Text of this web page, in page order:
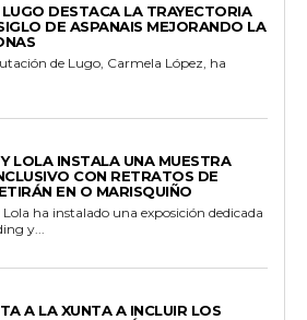
DESTACA LA TRAYECTORIA
DE ASPANAIS MEJORANDO LA
de Lugo, Carmela López, ha
LOLA INSTALA UNA MUESTRA
CON RETRATOS DE
EN O MARISQUIÑO
ha instalado una exposición dedicada
y...
A LA XUNTA A INCLUIR LOS